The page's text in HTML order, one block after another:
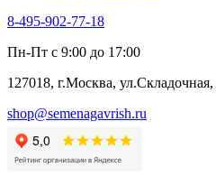
8-495-902-77-18
Пн-Пт с 9:00 до 17:00
127018, г.Москва, ул.Складочная,
shop@semenagavrish.ru